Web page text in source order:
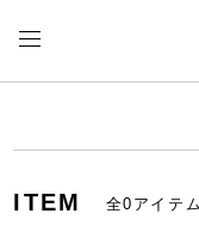
ITEM 全0アイテム